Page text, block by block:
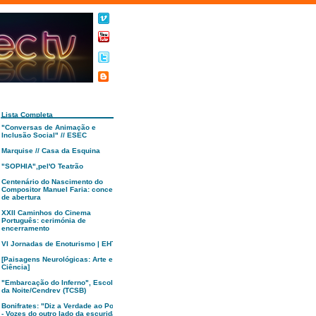
Lista Completa
"Conversas de Animação e
Inclusão Social" // ESEC
Marquise // Casa da Esquina
"SOPHIA",pel'O Teatrão
Centenário do Nascimento do
Compositor Manuel Faria: concerto
de abertura
XXII Caminhos do Cinema
Português: cerimónia de
encerramento
VI Jornadas de Enoturismo | EHTC
[Paisagens Neurológicas: Arte e
Ciência]
"Embarcação do Inferno", Escola
da Noite/Cendrev (TCSB)
Bonifrates: "Diz a Verdade ao Poder
- Vozes do outro lado da escuridão"